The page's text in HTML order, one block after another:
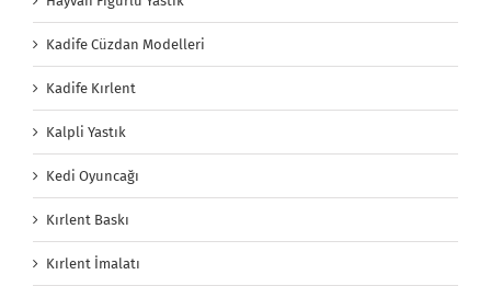
Kadife Cüzdan Modelleri
Kadife Kırlent
Kalpli Yastık
Kedi Oyuncağı
Kırlent Baskı
Kırlent İmalatı